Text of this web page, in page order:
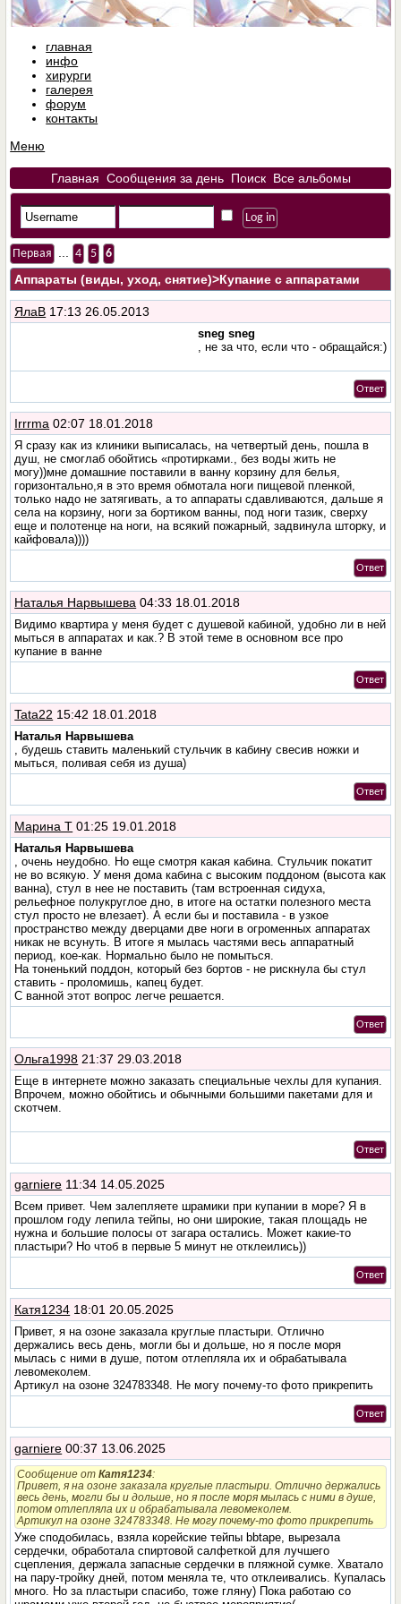
главная
инфо
хирурги
галерея
форум
контакты
Меню
Главная Сообщения за день Поиск Все альбомы
Первая 4 5 6
Аппараты (виды, уход, снятие)>Купание с аппаратами
ЯлаВ 17:13 26.05.2013
sneg sneg
, не за что, если что - обращайся:)
Ответ
Irrrma 02:07 18.01.2018
Я сразу как из клиники выписалась, на четвертый день, пошла в
душ, не смоглаб обойтись «протирками., без воды жить не
могу))мне домашние поставили в ванну корзину для белья,
горизонтально,я в это время обмотала ноги пищевой пленкой,
только надо не затягивать, а то аппараты сдавливаются, дальше я
села на корзину, ноги за бортиком ванны, под ноги тазик, сверху
еще и полотенце на ноги, на всякий пожарный, задвинула шторку, и
кайфовала))))
Ответ
Наталья Нарвышева 04:33 18.01.2018
Видимо квартира у меня будет с душевой кабиной, удобно ли в ней
мыться в аппаратах и как.? В этой теме в основном все про
купание в ванне
Ответ
Tata22 15:42 18.01.2018
Наталья Нарвышева
, будешь ставить маленький стульчик в кабину свесив ножки и
мыться, поливая себя из душа)
Ответ
Марина Т 01:25 19.01.2018
Наталья Нарвышева
, очень неудобно. Но еще смотря какая кабина. Стульчик покатит
не во всякую. У меня дома кабина с высоким поддоном (высота как
ванна), стул в нее не поставить (там встроенная сидуха,
рельефное полукруглое дно, в итоге на остатки полезного места
стул просто не влезает). А если бы и поставила - в узкое
пространство между дверцами две ноги в огроменных аппаратах
никак не всунуть. В итоге я мылась частями весь аппаратный
период, кое-как. Нормально было не помыться.
На тоненький поддон, который без бортов - не рискнула бы стул
ставить - проломишь, капец будет.
С ванной этот вопрос легче решается.
Ответ
Ольга1998 21:37 29.03.2018
Еще в интернете можно заказать специальные чехлы для купания.
Впрочем, можно обойтись и обычными большими пакетами для и
скотчем.
Ответ
garniere 11:34 14.05.2025
Всем привет. Чем залепляете шрамики при купании в море? Я в
прошлом году лепила тейпы, но они широкие, такая площадь не
нужна и большие полосы от загара остались. Может какие-то
пластыри? Но чтоб в первые 5 минут не отклеились))
Ответ
Катя1234 18:01 20.05.2025
Привет, я на озоне заказала круглые пластыри. Отлично
держались весь день, могли бы и дольше, но я после моря
мылась с ними в душе, потом отлепляла их и обрабатывала
левомеколем.
Артикул на озоне 324783348. Не могу почему-то фото прикрепить
Ответ
garniere 00:37 13.06.2025
Сообщение отКатя1234:
Привет, я на озоне заказала круглые пластыри. Отлично держались
весь день, могли бы и дольше, но я после моря мылась с ними в душе,
потом отлепляла их и обрабатывала левомеколем.
Артикул на озоне 324783348. Не могу почему-то фото прикрепить
Уже сподобилась, взяла корейские тейпы bbtape, вырезала
сердечки, обработала спиртовой салфеткой для лучшего
сцепления, держала запасные сердечки в пляжной сумке. Хватало
на пару-тройку дней, потом меняла те, что отклеивались. Купалась
много. Но за пластыри спасибо, тоже гляну) Пока работаю со